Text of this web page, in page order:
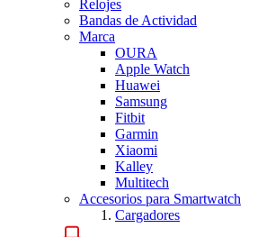
Relojes
Bandas de Actividad
Marca
OURA
Apple Watch
Huawei
Samsung
Fitbit
Garmin
Xiaomi
Kalley
Multitech
Accesorios para Smartwatch
Cargadores